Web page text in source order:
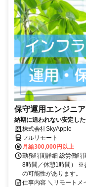
保守運用エンジニア
納期に追われない安定し
株式会社SkyApple
フルリモート
月給300,000円以上
勤務時間詳細 総労働時
8時間／休憩1時間） ※
の可能性があります。
仕事内容 ＼リモートメ